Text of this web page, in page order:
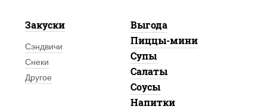
Закуски
Сэндвичи
Снеки
Другое
Выгода
Пиццы-мини
Супы
Салаты
Соусы
Напитки